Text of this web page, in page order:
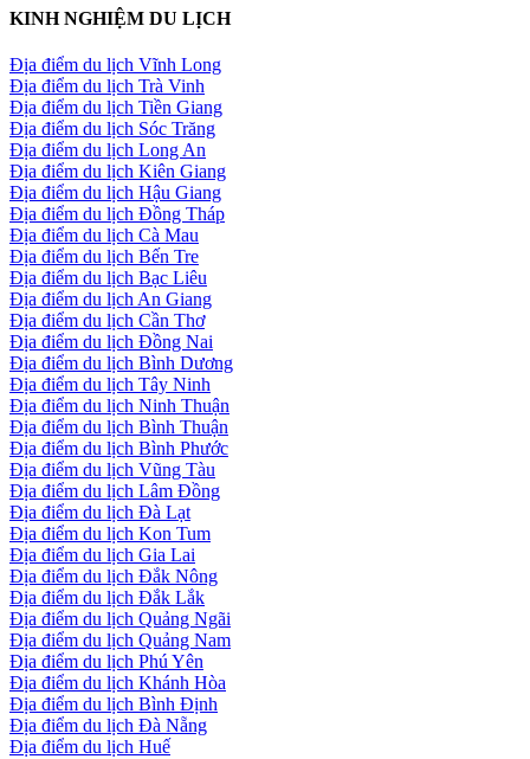
KINH NGHIỆM DU LỊCH
Địa điểm du lịch Vĩnh Long
Địa điểm du lịch Trà Vinh
Địa điểm du lịch Tiền Giang
Địa điểm du lịch Sóc Trăng
Địa điểm du lịch Long An
Địa điểm du lịch Kiên Giang
Địa điểm du lịch Hậu Giang
Địa điểm du lịch Đồng Tháp
Địa điểm du lịch Cà Mau
Địa điểm du lịch Bến Tre
Địa điểm du lịch Bạc Liêu
Địa điểm du lịch An Giang
Địa điểm du lịch Cần Thơ
Địa điểm du lịch Đồng Nai
Địa điểm du lịch Bình Dương
Địa điểm du lịch Tây Ninh
Địa điểm du lịch Ninh Thuận
Địa điểm du lịch Bình Thuận
Địa điểm du lịch Bình Phước
Địa điểm du lịch Vũng Tàu
Địa điểm du lịch Lâm Đồng
Địa điểm du lịch Đà Lạt
Địa điểm du lịch Kon Tum
Địa điểm du lịch Gia Lai
Địa điểm du lịch Đắk Nông
Địa điểm du lịch Đắk Lắk
Địa điểm du lịch Quảng Ngãi
Địa điểm du lịch Quảng Nam
Địa điểm du lịch Phú Yên
Địa điểm du lịch Khánh Hòa
Địa điểm du lịch Bình Định
Địa điểm du lịch Đà Nẵng
Địa điểm du lịch Huế